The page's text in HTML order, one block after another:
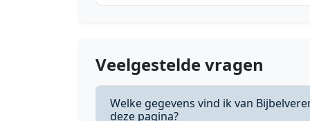
Veelgestelde vragen
Welke gegevens vind ik van
deze pagina?